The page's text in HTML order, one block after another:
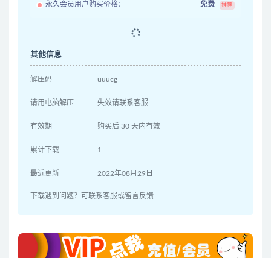
永久会员用户购买价格： 免费 推荐
其他信息
解压码 uuucg
请用电脑解压 失效请联系客服
有效期 购买后 30 天内有效
累计下载 1
最近更新 2022年08月29日
下载遇到问题？可联系客服或留言反馈